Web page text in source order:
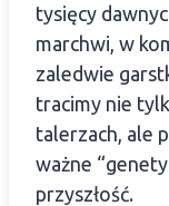
tysięcy
marchwi, w
zaledwie
tracimy nie
talerzach, ale
ważne
przyszłość.